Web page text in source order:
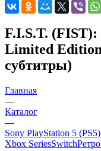
F.I.S.T.
Limited Edition
субтитры)
Главная
—
Каталог
—
Sony PlayStation 5 (PS5)
Xbox SeriesSwitch